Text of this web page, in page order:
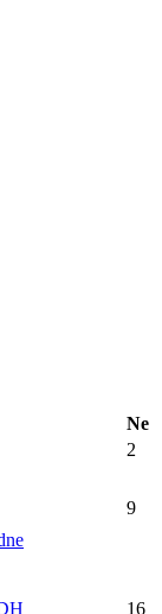
Ne
2
9
16